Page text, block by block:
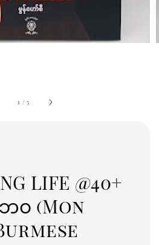
1 /5
LIFE @40+
ဝ (Mon